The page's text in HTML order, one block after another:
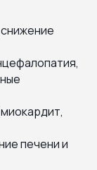
печени и